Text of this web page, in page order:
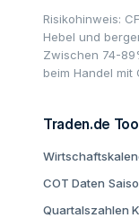
Risikohinweis:
Hebel und
Zwischen 74-
beim Handel mit
Traden.de
COT Daten
Quartalszahlen